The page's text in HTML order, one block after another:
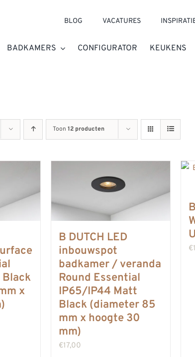
BLOG VACATURES
BADKAMERS CONFIGURATOR KEUKENS
Toon 12 producten
Black
x
B DUTCH LED
inbouwspot
badkamer / veranda
Round Essential
IP65/IP44 Matt
Black (diameter 85
mm x hoogte 30
mm)
€17,00
€